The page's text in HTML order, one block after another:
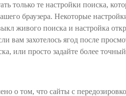
только те настройки поиска,
браузера. Некоторые
живого поиска и настройка
вам захотелось ягод после
или просто задайте более
о том, что сайты с